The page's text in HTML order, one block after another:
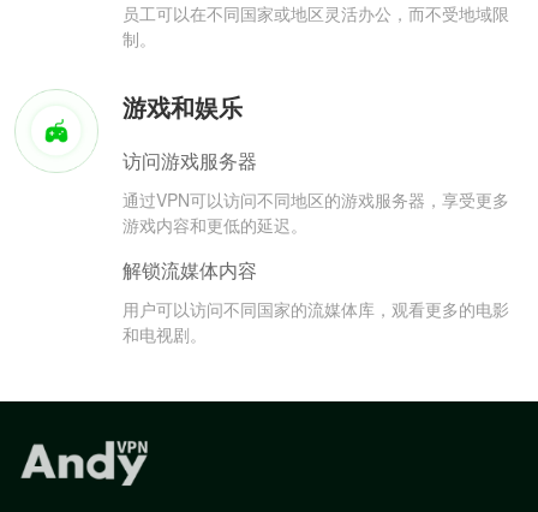
员工可以在不同国家或地区灵活办公，而不受地域限
制。
游戏和娱乐
访问游戏服务器
通过VPN可以访问不同地区的游戏服务器，享受更多
游戏内容和更低的延迟。
解锁流媒体内容
用户可以访问不同国家的流媒体库，观看更多的电影
和电视剧。